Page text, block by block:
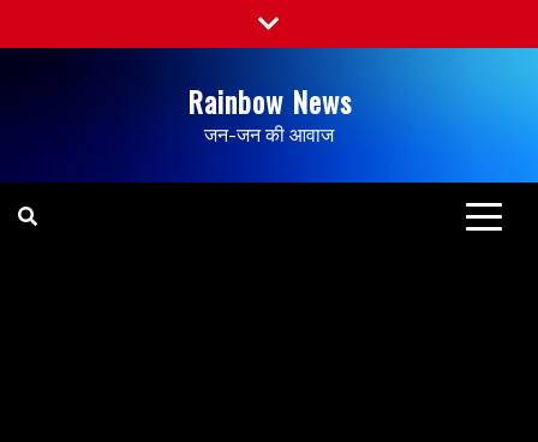
Rainbow News
जन-जन की आवाज